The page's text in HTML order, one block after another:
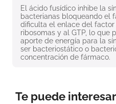
El ácido fusídico inhibe la
bacterianas bloqueando el
dificulta el enlace del factor
ribosomas y al GTP, lo que
aporte de energía para la
ser bacteriostático o
concentración de fármaco.
Te puede interesar
7 megacistin
8. roche posay
9. isdin
10.neumoflux